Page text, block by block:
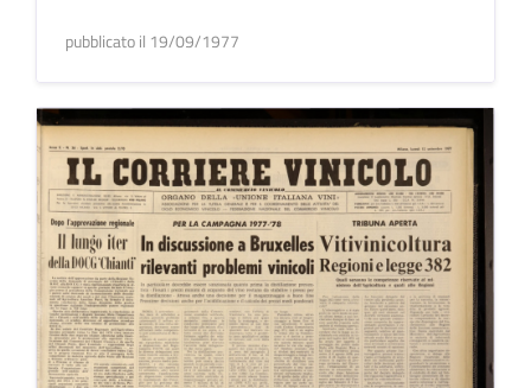
pubblicato il 19/09/1977